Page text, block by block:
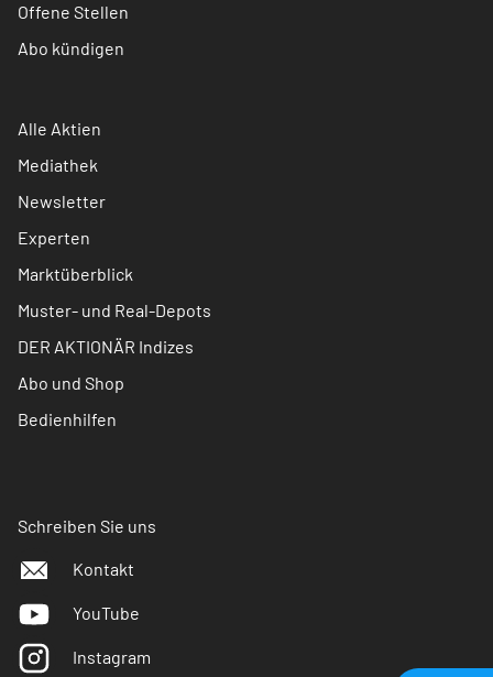
Offene Stellen
Abo kündigen
Alle Aktien
Mediathek
Newsletter
Experten
Marktüberblick
Muster- und Real-Depots
DER AKTIONÄR Indizes
Abo und Shop
Bedienhilfen
Schreiben Sie uns
Kontakt
YouTube
Instagram